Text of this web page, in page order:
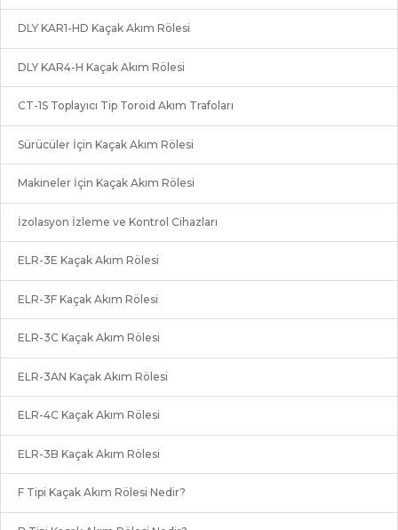
DLY KAR1-HD Kaçak Akım Rölesi
DLY KAR4-H Kaçak Akım Rölesi
CT-1S Toplayıcı Tip Toroid Akım Trafoları
Sürücüler İçin Kaçak Akım Rölesi
Makineler İçin Kaçak Akım Rölesi
İzolasyon İzleme ve Kontrol Cihazları
ELR-3E Kaçak Akım Rölesi
ELR-3F Kaçak Akım Rölesi
ELR-3C Kaçak Akım Rölesi
ELR-3AN Kaçak Akım Rölesi
ELR-4C Kaçak Akım Rölesi
ELR-3B Kaçak Akım Rölesi
F Tipi Kaçak Akım Rölesi Nedir?